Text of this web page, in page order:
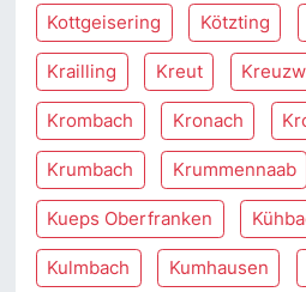
Kottgeisering Kötzting
Krailling Kreut
Krombach Kronach
Krumbach Krummennaab
Kueps Oberfranken
Kulmbach Kumhausen